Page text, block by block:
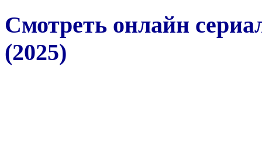
Смотреть онлайн
(2025)